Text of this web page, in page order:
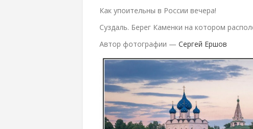
Как упоительны в России вечера!
Суздаль. Берег Каменки на котором
Автор фотографии — Сергей Ершов